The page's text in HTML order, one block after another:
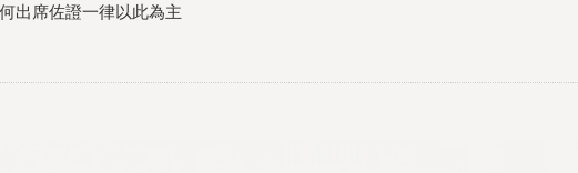
出席佐證一律以此為主